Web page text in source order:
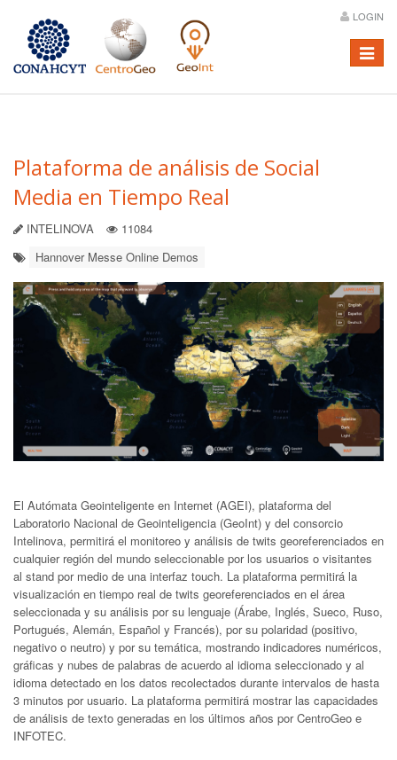
LOGIN
Menú
Plataforma de análisis de Social
Media en Tiempo Real
INTELINOVA
11084
Hannover Messe Online Demos
El Autómata Geointeligente en Internet (AGEI), plataforma del
Laboratorio Nacional de Geointeligencia (GeoInt) y del consorcio
Intelinova, permitirá el monitoreo y análisis de twits georeferenciados en
cualquier región del mundo seleccionable por los usuarios o visitantes
al stand por medio de una interfaz touch. La plataforma permitirá la
visualización en tiempo real de twits georeferenciados en el área
seleccionada y su análisis por su lenguaje (Árabe, Inglés, Sueco, Ruso,
Portugués, Alemán, Español y Francés), por su polaridad (positivo,
negativo o neutro) y por su temática, mostrando indicadores numéricos,
gráficas y nubes de palabras de acuerdo al idioma seleccionado y al
idioma detectado en los datos recolectados durante intervalos de hasta
3 minutos por usuario. La plataforma permitirá mostrar las capacidades
de análisis de texto generadas en los últimos años por CentroGeo e
INFOTEC.